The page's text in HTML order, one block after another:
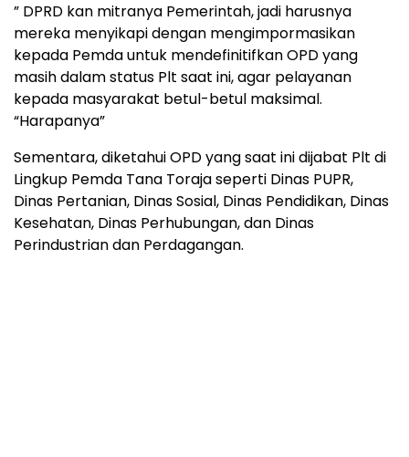
” DPRD kan mitranya Pemerintah, jadi harusnya
mereka menyikapi dengan mengimpormasikan
kepada Pemda untuk mendefinitifkan OPD yang
masih dalam status Plt saat ini, agar pelayanan
kepada masyarakat betul-betul maksimal.
“Harapanya”
Sementara, diketahui OPD yang saat ini dijabat Plt di
Lingkup Pemda Tana Toraja seperti Dinas PUPR,
Dinas Pertanian, Dinas Sosial, Dinas Pendidikan, Dinas
Kesehatan, Dinas Perhubungan, dan Dinas
Perindustrian dan Perdagangan.